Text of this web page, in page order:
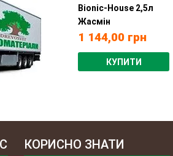
Bionic-House 2,5л
Жасмін
1 144,00грн
КУПИТИ
КОРИСНО ЗНАТИ